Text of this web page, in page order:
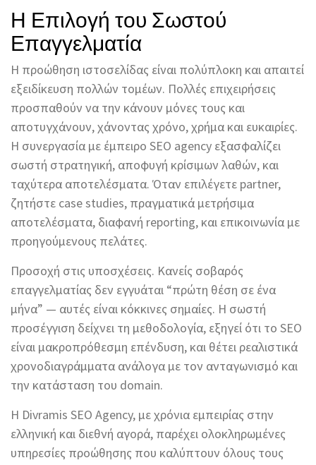
Η Επιλογή του Σωστού
Επαγγελματία
Η προώθηση ιστοσελίδας είναι πολύπλοκη και απαιτεί
εξειδίκευση πολλών τομέων. Πολλές επιχειρήσεις
προσπαθούν να την κάνουν μόνες τους και
αποτυγχάνουν, χάνοντας χρόνο, χρήμα και ευκαιρίες.
Η συνεργασία με έμπειρο SEO agency εξασφαλίζει
σωστή στρατηγική, αποφυγή κρίσιμων λαθών, και
ταχύτερα αποτελέσματα. Όταν επιλέγετε partner,
ζητήστε case studies, πραγματικά μετρήσιμα
αποτελέσματα, διαφανή reporting, και επικοινωνία με
προηγούμενους πελάτες.
Προσοχή στις υποσχέσεις. Κανείς σοβαρός
επαγγελματίας δεν εγγυάται “πρώτη θέση σε ένα
μήνα” — αυτές είναι κόκκινες σημαίες. Η σωστή
προσέγγιση δείχνει τη μεθοδολογία, εξηγεί ότι το SEO
είναι μακροπρόθεσμη επένδυση, και θέτει ρεαλιστικά
χρονοδιαγράμματα ανάλογα με τον ανταγωνισμό και
την κατάσταση του domain.
Η Divramis SEO Agency, με χρόνια εμπειρίας στην
ελληνική και διεθνή αγορά, παρέχει ολοκληρωμένες
υπηρεσίες προώθησης που καλύπτουν όλους τους